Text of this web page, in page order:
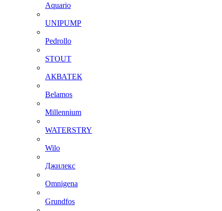
Aquario
UNIPUMP
Pedrollo
STOUT
АКВАТЕК
Belamos
Millennium
WATERSTRY
Wilo
Джилекс
Omnigena
Grundfos